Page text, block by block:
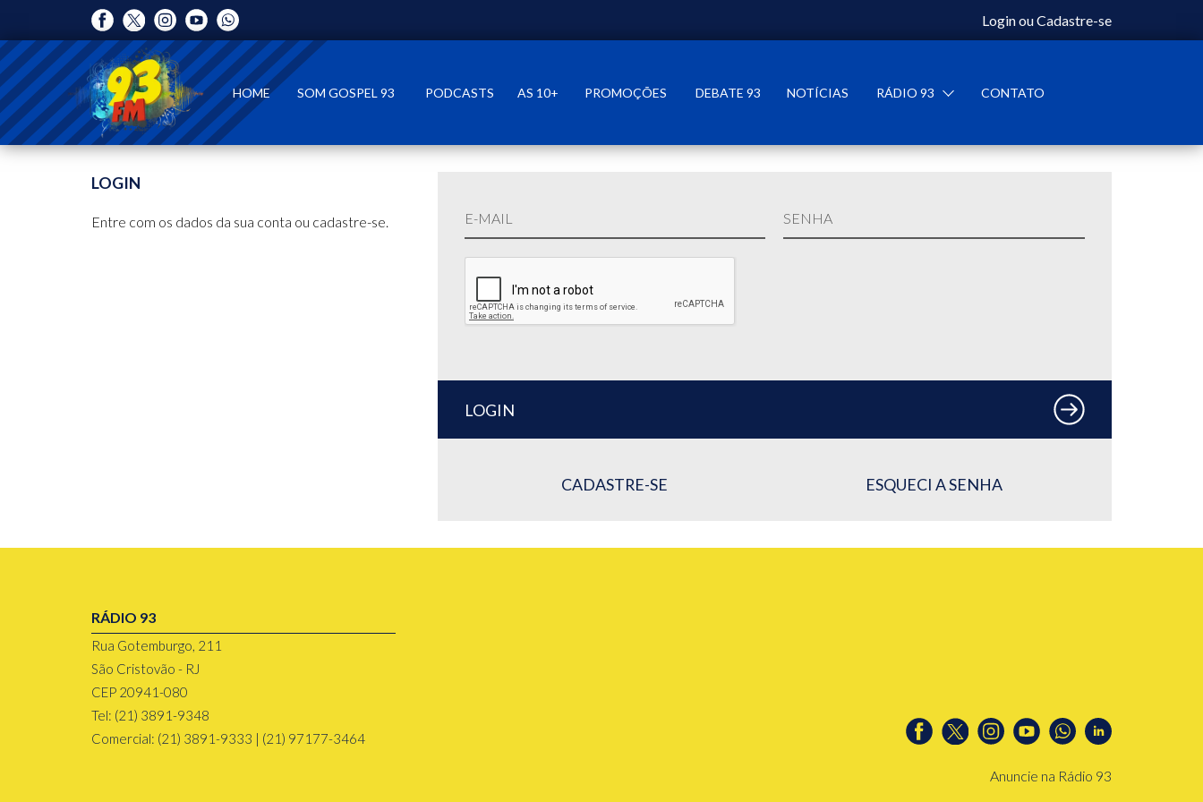
LoginouCadastre-se
HOME SOM GOSPEL 93 PODCASTS AS 10+ PROMOÇÕES DEBATE 93 NOTÍCIAS RÁDIO 93 CONTATO
LOGIN
Entre com os dados da sua conta ou cadastre-se.
LOGIN
CADASTRE-SE ESQUECI A SENHA
RÁDIO 93
Rua Gotemburgo, 211
São Cristovão - RJ
CEP 20941-080
Tel: (21) 3891-9348
Comercial: (21) 3891-9333 | (21) 97177-3464
Anuncie na Rádio 93